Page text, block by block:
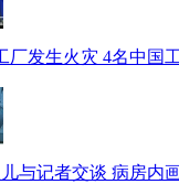
厂发生火灾 4名中国
与记者交谈 病房内